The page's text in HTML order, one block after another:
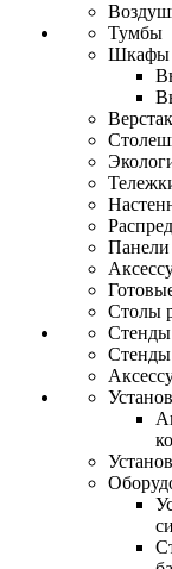
Тумбы
Шкафы
Панели
Столы
Стенды
Стенды